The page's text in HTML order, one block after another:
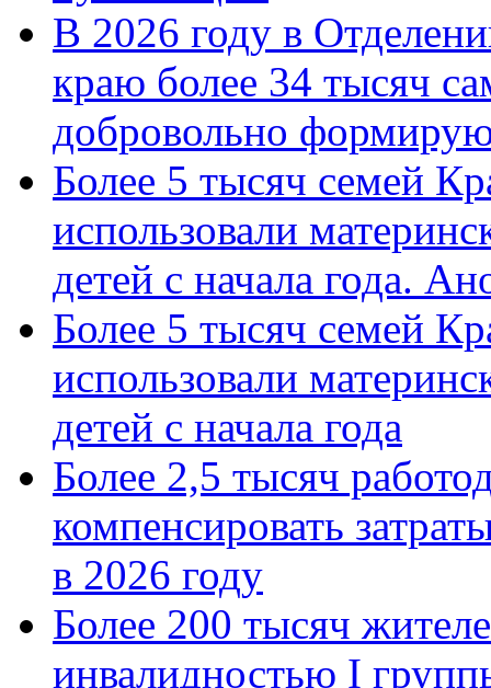
В 2026 году в
краю более 34 тысяч
добровольно
Более 5 тысяч семей
использовали
детей с начала года.
Более 5 тысяч семей
использовали
детей с начала года
Более 2,5 тысяч
компенсировать
в 2026 году
Более 200 тысяч
инвалидностью I